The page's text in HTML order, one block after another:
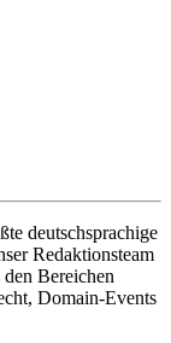
deutschsprachige
Redaktionsteam
Bereichen
Domain-Events